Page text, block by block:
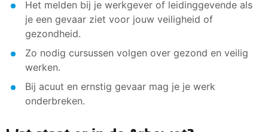
Het melden bij je werkgever of leidinggevende als
je een gevaar ziet voor jouw veiligheid of
gezondheid.
Zo nodig cursussen volgen over gezond en veilig
werken.
Bij acuut en ernstig gevaar mag je je werk
onderbreken.